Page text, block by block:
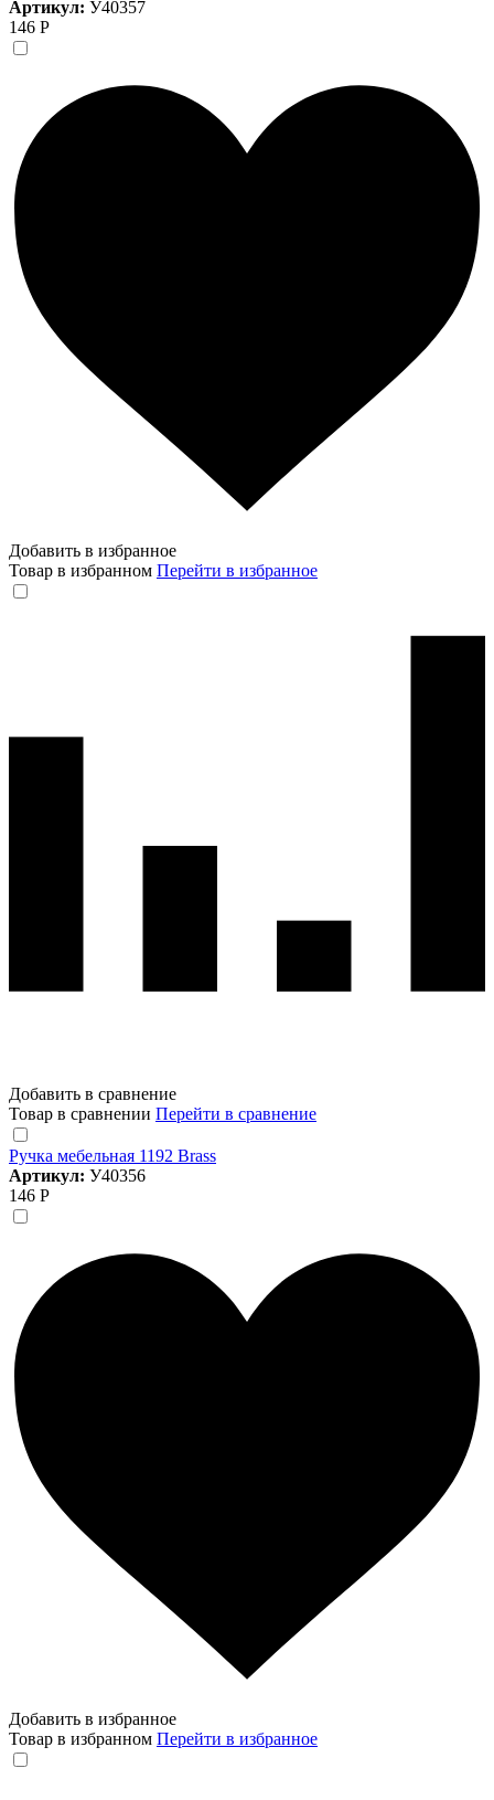
Артикул: У40357
146 Р
Добавить в избранное
Товар в избранном Перейти в избранное
Добавить в сравнение
Товар в сравнении Перейти в сравнение
Ручка мебельная 1192 Brass
Артикул: У40356
146 Р
Добавить в избранное
Товар в избранном Перейти в избранное